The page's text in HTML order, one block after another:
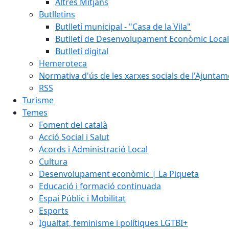
Butlletins
Butlletí municipal - "Casa de la Vila"
Butlletí de Desenvolupament Econòmic Local
Butlletí digital
Hemeroteca
Normativa d'ús de les xarxes socials de
RSS
Turisme
Temes
Foment del català
Acció Social i Salut
Acords i Administració Local
Cultura
Desenvolupament econòmic | La Piqueta
Educació i formació continuada
Espai Públic i Mobilitat
Esports
Igualtat, feminisme i polítiques LGTBI+